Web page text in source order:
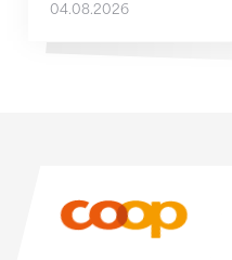
04.08.2026